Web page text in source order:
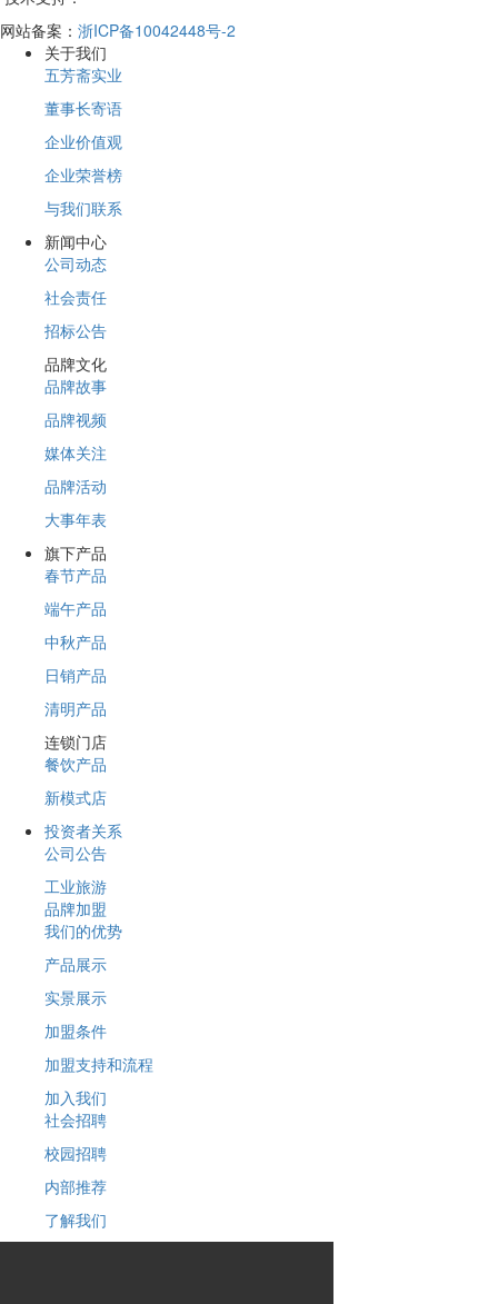
网站备案： 浙ICP备10042448号-2
关于我们
五芳斋实业
董事长寄语
企业价值观
企业荣誉榜
与我们联系
新闻中心
公司动态
社会责任
招标公告
品牌文化
品牌故事
品牌视频
媒体关注
品牌活动
大事年表
旗下产品
春节产品
端午产品
中秋产品
日销产品
清明产品
连锁门店
餐饮产品
新模式店
投资者关系
公司公告
工业旅游
品牌加盟
我们的优势
产品展示
实景展示
加盟条件
加盟支持和流程
加入我们
社会招聘
校园招聘
内部推荐
了解我们